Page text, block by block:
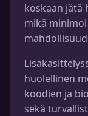
koskaan jätä
mikä
huolellinen
koodien ja
sekä